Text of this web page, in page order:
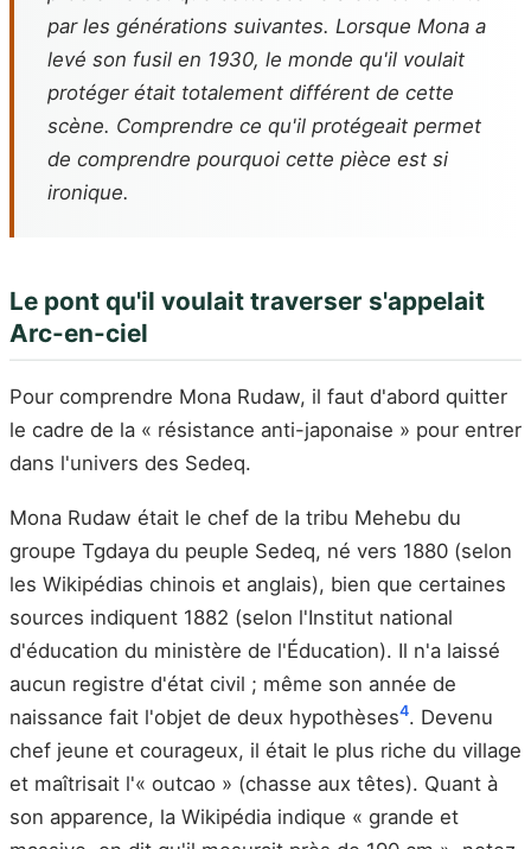
par les générations suivantes. Lorsque Mona a
levé son fusil en 1930, le monde qu'il voulait
protéger était totalement différent de cette
scène. Comprendre ce qu'il protégeait permet
de comprendre pourquoi cette pièce est si
ironique.
Le pont qu'il voulait traverser s'appelait
Arc-en-ciel
Pour comprendre Mona Rudaw, il faut d'abord quitter
le cadre de la « résistance anti-japonaise » pour entrer
dans l'univers des Sedeq.
Mona Rudaw était le chef de la tribu Mehebu du
groupe Tgdaya du peuple Sedeq, né vers 1880 (selon
les Wikipédias chinois et anglais), bien que certaines
sources indiquent 1882 (selon l'Institut national
d'éducation du ministère de l'Éducation). Il n'a laissé
aucun registre d'état civil ; même son année de
naissance fait l'objet de deux hypothèses4. Devenu
chef jeune et courageux, il était le plus riche du village
et maîtrisait l'« outcao » (chasse aux têtes). Quant à
son apparence, la Wikipédia indique « grande et